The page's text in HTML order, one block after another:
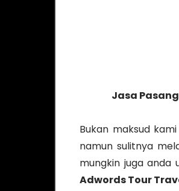
Jasa
Bukan maksud
namun sulitnya
mungkin juga anda
Adwords Tour